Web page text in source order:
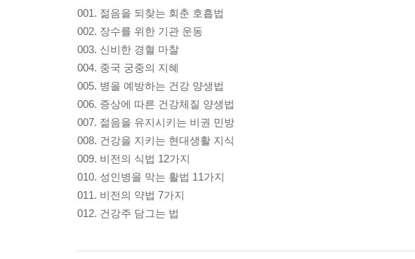
001. 젊음을 되찾는 회춘 호흡법
002. 장수를 위한 기관 운동
003. 신비한 경혈 마찰
004. 중국 궁중의 지혜
005. 병을 예방하는 건강 양생법
006. 증상에 따른 건강체질 양생법
007. 젊음을 유지시키는 비권 민방
008. 건강을 지키는 현대생활 지식
009. 비전의 식법 12가지
010. 성인병을 막는 활법 11가지
011. 비전의 약법 7가지
012. 건강주 담그는 법